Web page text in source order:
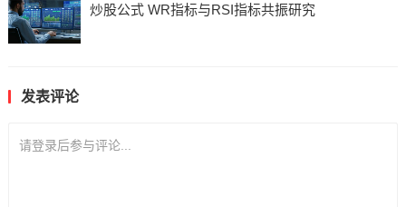
炒股公式 WR指标与RSI指标共振研究
发表评论
请登录后参与评论...